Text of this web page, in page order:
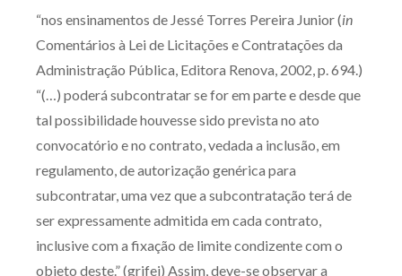
“nos ensinamentos de Jessé Torres Pereira Junior (in
Comentários à Lei de Licitações e Contratações da
Administração Pública, Editora Renova, 2002, p. 694.)
“(…) poderá subcontratar se for em parte e desde que
tal possibilidade houvesse sido prevista no ato
convocatório e no contrato, vedada a inclusão, em
regulamento, de autorização genérica para
subcontratar, uma vez que a subcontratação terá de
ser expressamente admitida em cada contrato,
inclusive com a fixação de limite condizente com o
objeto deste.” (grifei) Assim, deve-se observar a